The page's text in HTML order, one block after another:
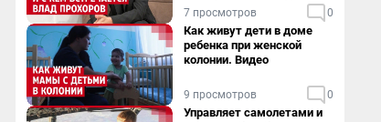
7 просмотров 0
Как живут дети в доме
ребенка при женской
колонии. Видео
9 просмотров 0
Управляет самолетами и